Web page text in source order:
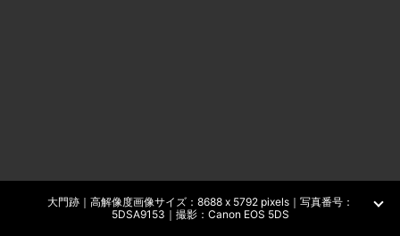
大門跡｜高解像度画像サイズ：8688 x 5792 pixels｜写真番号：
5DSA9153｜撮影：Canon EOS 5DS